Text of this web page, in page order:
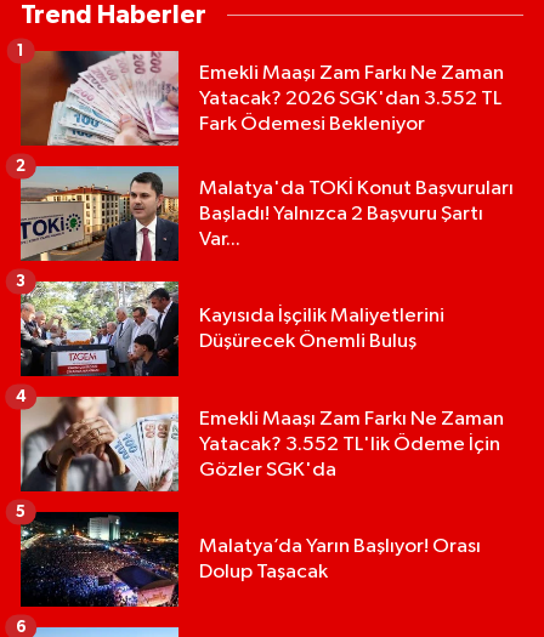
Trend Haberler
Emekli Maaşı Zam Farkı Ne Zaman
Yatacak? 2026 SGK'dan 3.552 TL
Fark Ödemesi Bekleniyor
1
Malatya'da TOKİ Konut Başvuruları
Başladı! Yalnızca 2 Başvuru Şartı
Var...
2
Kayısıda İşçilik Maliyetlerini
Düşürecek Önemli Buluş
3
Emekli Maaşı Zam Farkı Ne Zaman
Yatacak? 3.552 TL'lik Ödeme İçin
Gözler SGK'da
4
Malatya’da Yarın Başlıyor! Orası
Dolup Taşacak
5
6